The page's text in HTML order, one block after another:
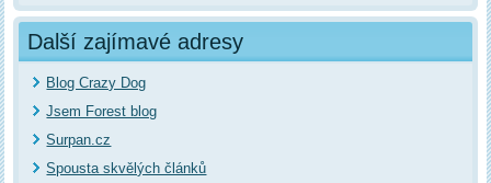
Další zajímavé adresy
Blog Crazy Dog
Jsem Forest blog
Surpan.cz
Spousta skvělých článků